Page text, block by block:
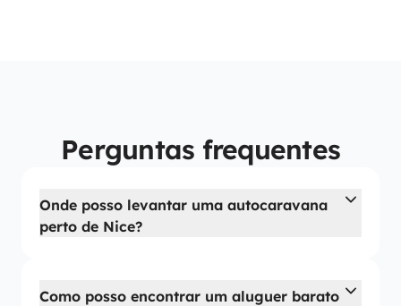
Perguntas frequentes
Onde posso levantar uma autocaravana
perto de Nice?
Como posso encontrar um aluguer barato